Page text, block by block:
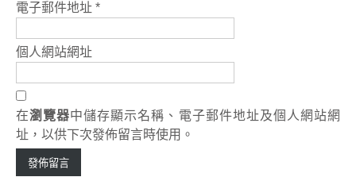
電子郵件地址 *
個人網站網址
在瀏覽器中儲存顯示名稱、電子郵件地址及個人網站網
址，以供下次發佈留言時使用。